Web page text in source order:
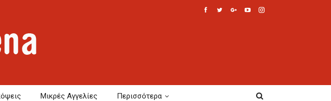
Μικρές Αγγελίες Περισσότερα